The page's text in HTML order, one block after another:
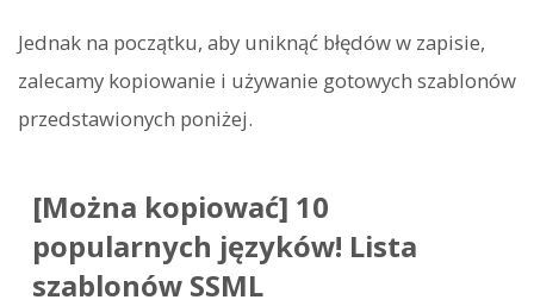
Jednak na początku, aby uniknąć błędów w zapisie,
zalecamy kopiowanie i używanie gotowych szablonów
przedstawionych poniżej.
[Można kopiować] 10
popularnych języków! Lista
szablonów SSML